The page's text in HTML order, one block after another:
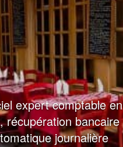
expert comptable en
récupération bancaire
journalière